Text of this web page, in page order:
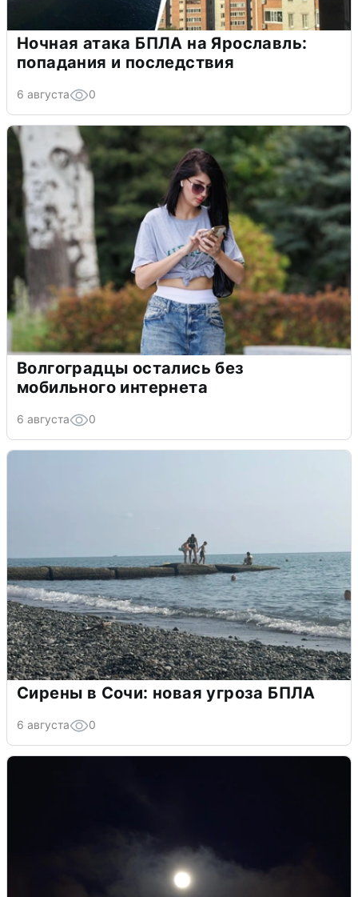
Ночная атака БПЛА на Ярославль:
попадания и последствия
6 августа 0
Волгоградцы остались без
мобильного интернета
6 августа 0
Сирены в Сочи: новая угроза БПЛА
6 августа 0